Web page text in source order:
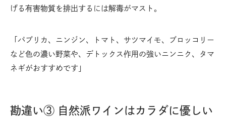
げる有害物質を排出するには解毒がマスト。
「パプリカ、ニンジン、トマト、サツマイモ、ブロッコリー
など色の濃い野菜や、デトックス作用の強いニンニク、タマ
ネギがおすすめです」
勘違い③ 自然派ワインはカラダに優しい